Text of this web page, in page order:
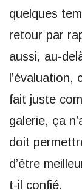
quelques
retour par
aussi, au-
l’évaluation,
fait juste
galerie, ça
doit
d’être
t-il confié.